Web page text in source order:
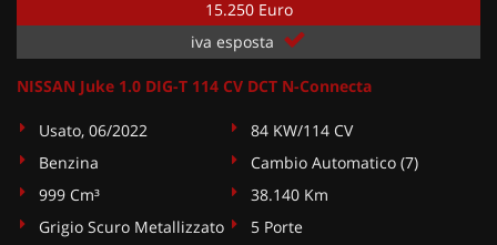
15.250 Euro
iva esposta
NISSAN Juke 1.0 DIG-T 114 CV DCT N-Connecta
Usato, 06/2022
84 KW/114 CV
Benzina
Cambio Automatico (7)
999 Cm³
38.140 Km
Grigio Scuro Metallizzato
5 Porte